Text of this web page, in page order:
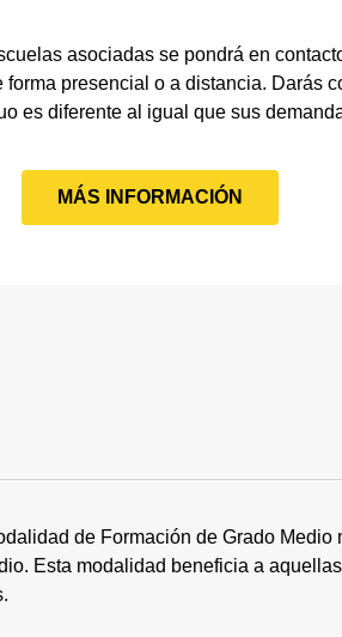
asociadas se pondrá en
presencial o a distancia. Darás
es diferente al igual que sus
MÁS INFORMACIÓN
de Formación de Grado
Esta modalidad beneficia a